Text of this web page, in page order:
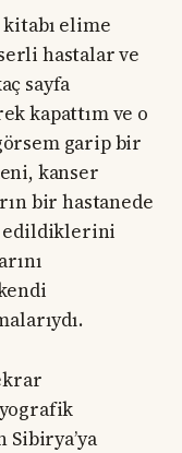
kitabı elime
hastalar ve
sayfa
kapattım ve o
garip bir
kanser
bir hastanede
edildiklerini
Sibirya’ya